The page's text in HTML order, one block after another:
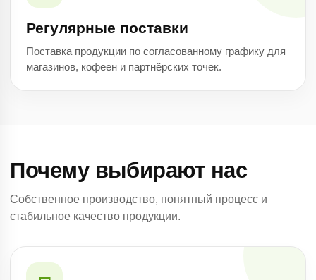
Регулярные поставки
Поставка продукции по согласованному графику для
магазинов, кофеен и партнёрских точек.
Почему выбирают нас
Собственное производство, понятный процесс и
стабильное качество продукции.